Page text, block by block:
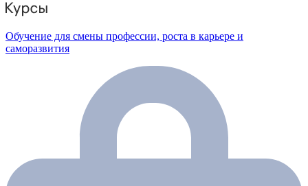
Обучение для смены профессии, роста в карьере и
саморазвития